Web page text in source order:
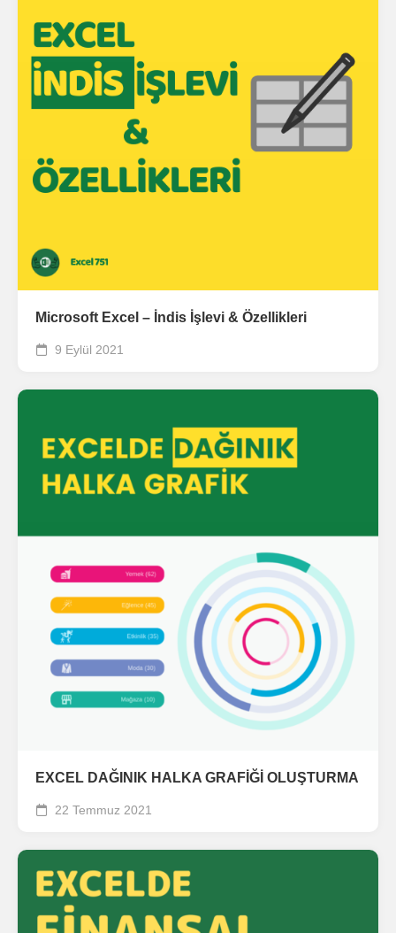
Microsoft Excel – İndis İşlevi & Özellikleri
9 Eylül 2021
EXCEL DAĞINIK HALKA GRAFİĞİ OLUŞTURMA
22 Temmuz 2021